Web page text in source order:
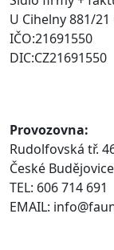
U Cihelny 881/
IČO:21691550
DIC:CZ21691550
Provozovna:
Rudolfovská tř.
České
TEL: 606 714 691
EMAIL: